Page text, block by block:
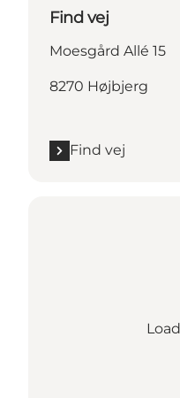
Find vej
Moesgård Allé 15
8270 Højbjerg
Find vej